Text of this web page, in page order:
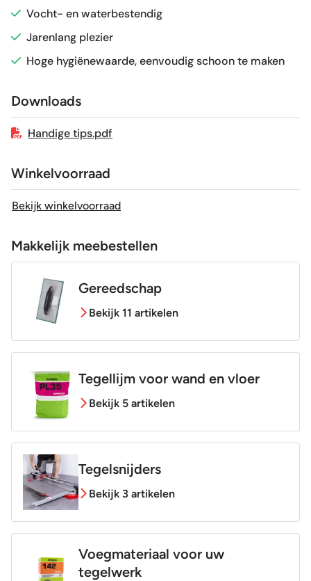
Craquelé Nee
Geschikt voor vloerverwarming
Vocht- en waterbestendig
Jarenlang plezier
Hoge hygiënewaarde, eenvoudig schoon te maken
Downloads
Handige tips.pdf
Winkelvoorraad
Bekijk winkelvoorraad
Makkelijk meebestellen
Gereedschap
Bekijk 11 artikelen
Tegellijm voor wand en vloer
Bekijk 5 artikelen
Tegelsnijders
Bekijk 3 artikelen
Voegmateriaal voor uw
tegelwerk